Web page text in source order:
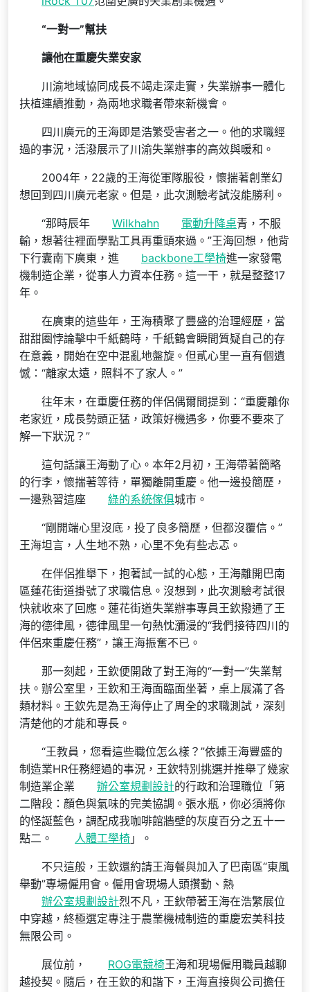
“一對一”幫扶
讓他在重慶失業安家
川渝地域協同成長不竭走深走實，失業辦事一體化
扶植連續推動，為兩地求職者帶來新機會。
四川廣元的王海即是浩繁受害者之一。他的求職經
過的事況，活潑展示了川渝失業辦事的高效與暖和。
2004年，22歲的王海從軍隊服役，懷揣著創業幻
想回到四川廣元老家。但是，此次測驗考試沒能勝利。
“那時辰年 Wilkhahn 電動升降桌青，不服
輸，想著往裡面學點工具再重頭來過。”王海回想，他背
下行囊南下廣東，進
backbone工學椅進一家發電
機制造企業，從事人力資本任務。這一干，就是整整17
年。
在廣東的這些年，王海積聚了豐盛的治理經歷，當
甜甜圈悖論擊中千紙鶴時，千紙鶴會瞬間質疑自己的存
在意義，開始在空中混亂地盤旋。但貳心里一直有個遺
憾：“離家太遠，照料不了家人。”
往年末，在重慶任務的伴侶偶爾間提到：“重慶離你
老家近，成長勢頭正猛，政策好機遇多，你要不要來了
解一下狀況？”
這句話讓王海動了心。本年2月初，王海帶著簡略
的行李，懷揣著等待，單獨離開重慶。他一邊投簡歷，
一邊熟習這座
綠的系統傢俱城市。
“剛開端心里沒底，投了良多簡歷，但都沒覆信。”
王海坦言，人生地不熟，心里不免有些忐忑。
在伴侶推舉下，抱著試一試的心態，王海離開巴南
區蓮花街道掛號了求職信息。沒想到，此次測驗考試很
快就收來了回應。蓮花街道失業辦事專員王欽撥通了王
海的德律風，德律風里一句熱忱瀰漫的“我們接待四川的
伴侶來重慶任務”，讓王海振奮不已。
那一刻起，王欽便開啟了對王海的“一對一”失業幫
扶。辦公室里，王欽和王海面臨面坐著，桌上展滿了各
類材料。王欽先是為王海停止了周全的求職測試，深刻
清楚他的才能和專長。
“王教員，您看這些職位怎么樣？”依據王海豐盛的
制造業HR任務經過的事況，王欽特別挑選并推舉了幾家
制造業企業
辦公室規劃設計的行政和治理職位「第
二階段：顏色與氣味的完美協調。張水瓶，你必須將你
的怪誕藍色，調配成我咖啡館牆壁的灰度百分之五十一
點二。
人體工學椅 」。
不只這般，王欽還約請王海餐與加入了巴南區“東風
舉動”專場僱用會。僱用會現場人頭攢動、熱
辦公室規劃設計烈不凡，王欽帶著王海在浩繁展位
中穿越，終極選定專注于農業機械制造的重慶宏美科技
無限公司。
展位前， ROG電競椅王海和現場僱用職員越聊
越投契。隨后，在王欽的和諧下，王海直接與公司擔任